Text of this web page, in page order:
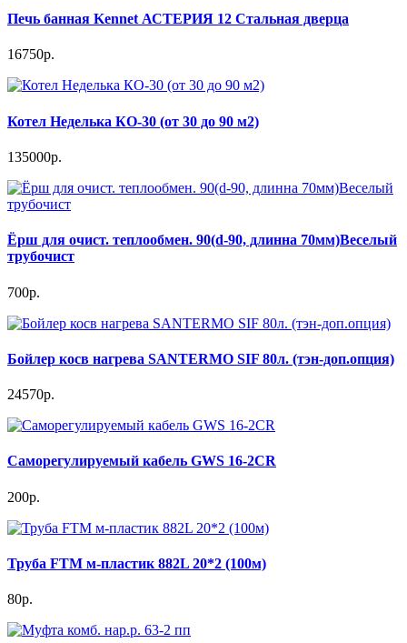
Печь банная Kennet АСТЕРИЯ 12 Стальная дверца
16750р.
Котел Неделька КО-30 (от 30 до 90 м2)
135000р.
Ёрш для очист. теплообмен. 90(d-90, длинна 70мм)Веселый
трубочист
700р.
Бойлер косв нагрева SANTERMO SIF 80л. (тэн-доп.опция)
24570р.
Саморегулируемый кабель GWS 16-2CR
200р.
Труба FTM м-пластик 882L 20*2 (100м)
80р.